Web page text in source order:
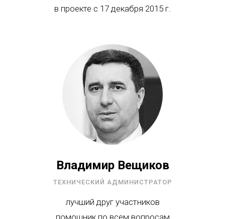
Владимир Вещиков
ТЕХНИЧЕСКИЙ АДМИНИСТРАТОР
лучший друг участников
помощник по всем вопросам
в проекте с 17 декабря 2015 г.